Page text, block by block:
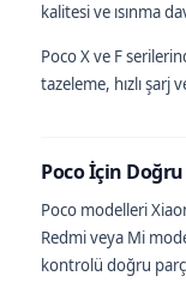
kalitesi ve ısınma
Poco X ve F
tazeleme, hızlı şarj
Poco İçin
Poco modelleri
Redmi veya Mi
kontrolü doğru